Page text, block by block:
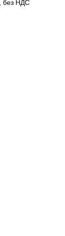
без НДС